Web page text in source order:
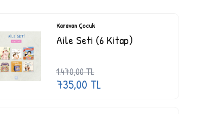
Karavan Çocuk
Aile Seti (6 Kitap)
1.470,00TL
735,00 TL